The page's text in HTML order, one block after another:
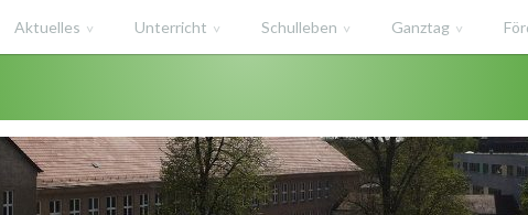
Aktuelles Unterricht Schulleben Ganztag